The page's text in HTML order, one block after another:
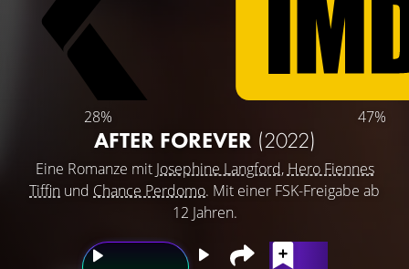
28% 47%
AFTER FOREVER (2022)
Eine Romanze mit Josephine Langford, Hero Fiennes
Tiffin und Chance Perdomo. Mit einer FSK-Freigabe ab
12 Jahren.